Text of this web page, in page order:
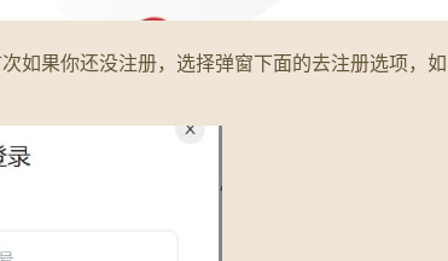
如果你还没注册，选择弹窗下面的去注册选项，如